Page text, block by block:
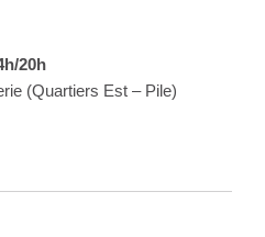
20h
(Quartiers Est – Pile)